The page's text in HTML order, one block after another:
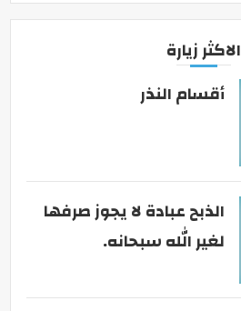
الاكثر زيارة
أقسام النذر
الذبح عبادة لا يجوز صرفها
لغير الله سبحانه.